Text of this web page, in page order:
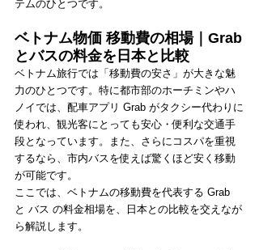
テムのひとつです。
ベトナム物価 移動費の相場｜Grab
とバスの料金を日本と比較
ベトナム旅行では「移動費の安さ」が大きな魅
力のひとつです。特に都市部のホーチミンやハ
ノイでは、配車アプリ Grab がタクシー代わりに
使われ、観光客にとっても安心・便利な交通手
段となっています。また、さらにコスパを重視
するなら、市内バスを使えば驚くほど安く移動
が可能です。
ここでは、ベトナムの移動費を代表する Grab
と バス の料金相場を、日本との比較を交えなが
ら解説します。